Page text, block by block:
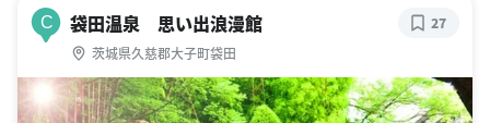
C 袋田温泉 思い出浪漫館
茨城県久慈郡大子町袋田
27